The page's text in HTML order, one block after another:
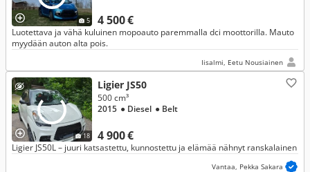
5 4 500 €
Luotettava ja vähä kuluinen mopoauto paremmalla dci moottorilla. Mauto
myydään auton alta pois.
Iisalmi, Eetu Nousiainen
18
Ligier JS50
4 900 €
500 cm³
2015 ● Diesel ● Belt
Ligier JS50L – juuri katsastettu, kunnostettu ja elämää nähnyt ranskalainen
Vantaa, Pekka Sakara